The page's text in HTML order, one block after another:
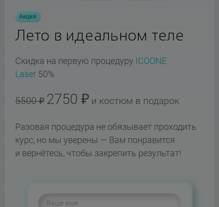
Акция
Лето в идеальном теле
Скидка на первую процедуру ICOONE
Laser 50%
5500 ₽ 2750 ₽ и костюм в подарок
Разовая процедура не обязывает проходить
курс, но мы уверены — Вам понравится
и вернётесь, чтобы закрепить результат!